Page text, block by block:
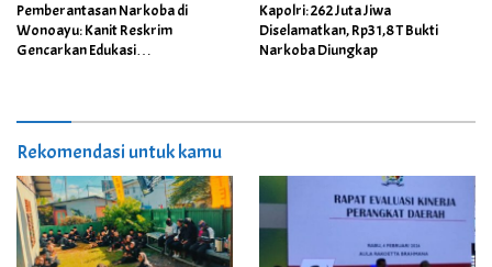
Pemberantasan Narkoba di
Wonoayu: Kanit Reskrim
Gencarkan Edukasi
Kapolri: 262 Juta Jiwa
Diselamatkan, Rp31,8 T Bukti
Narkoba Diungkap
Rekomendasi untuk kamu